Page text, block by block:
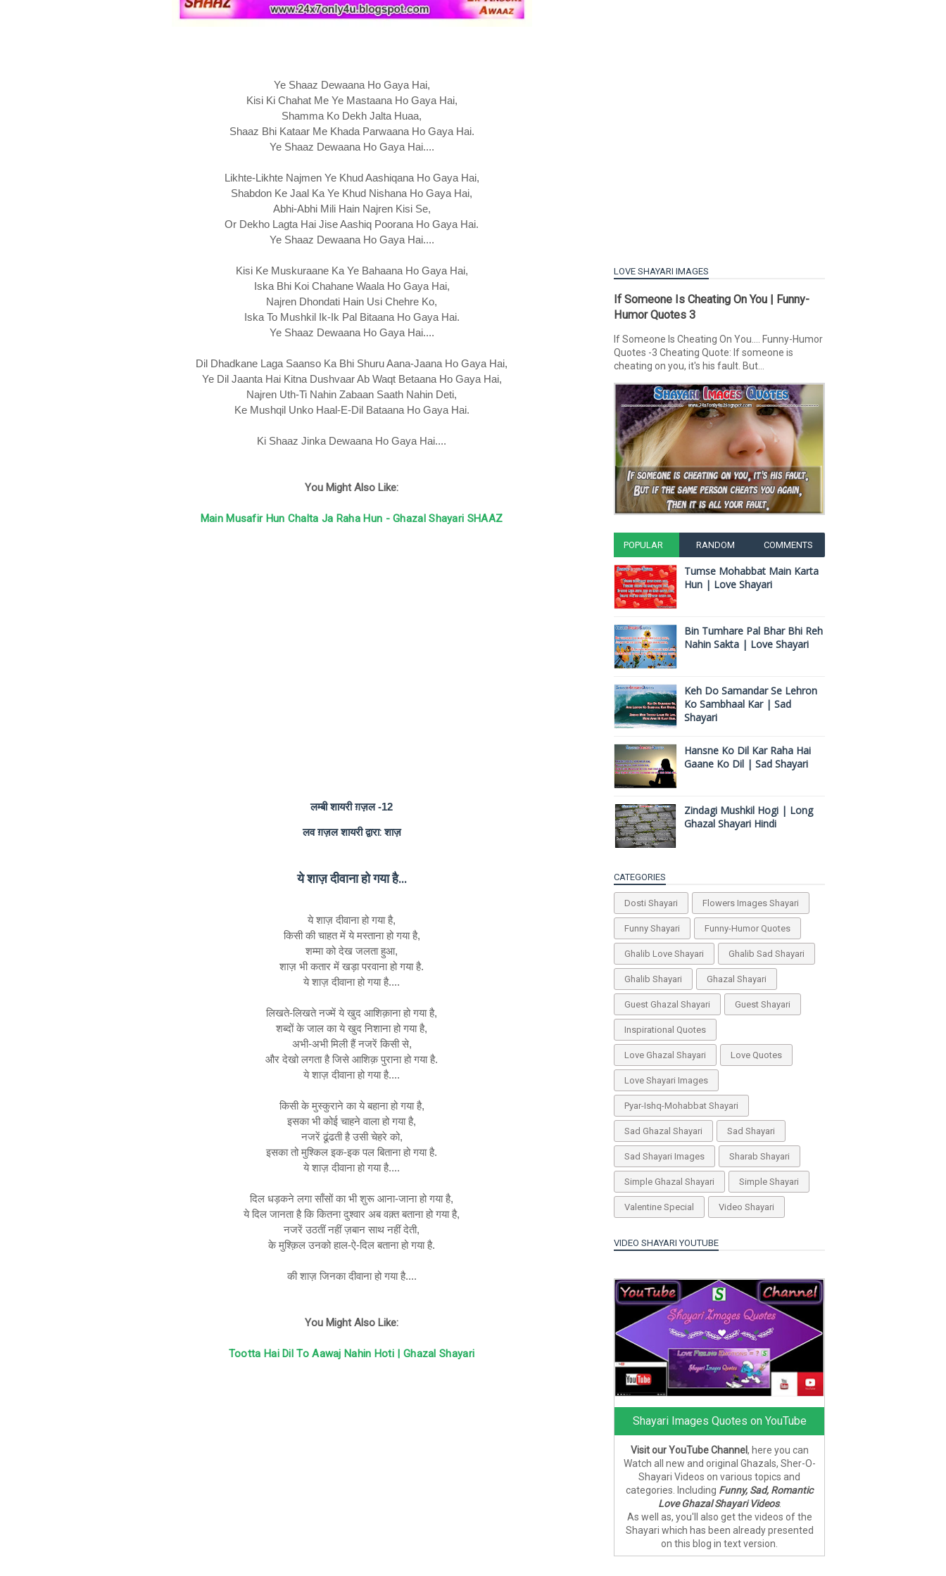
Ye Shaaz Dewaana Ho Gaya Hai,
Kisi Ki Chahat Me Ye Mastaana Ho Gaya Hai,
Shamma Ko Dekh Jalta Huaa,
Shaaz Bhi Kataar Me Khada Parwaana Ho Gaya Hai.
Ye Shaaz Dewaana Ho Gaya Hai....
Likhte-Likhte Najmen Ye Khud Aashiqana Ho Gaya Hai,
Shabdon Ke Jaal Ka Ye Khud Nishana Ho Gaya Hai,
Abhi-Abhi Mili Hain Najren Kisi Se,
Or Dekho Lagta Hai Jise Aashiq Poorana Ho Gaya Hai.
Ye Shaaz Dewaana Ho Gaya Hai....
Kisi Ke Muskuraane Ka Ye Bahaana Ho Gaya Hai,
Iska Bhi Koi Chahane Waala Ho Gaya Hai,
Najren Dhondati Hain Usi Chehre Ko,
Iska To Mushkil Ik-Ik Pal Bitaana Ho Gaya Hai.
Ye Shaaz Dewaana Ho Gaya Hai....
Dil Dhadkane Laga Saanso Ka Bhi Shuru Aana-Jaana Ho Gaya Hai,
Ye Dil Jaanta Hai Kitna Dushvaar Ab Waqt Betaana Ho Gaya Hai,
Najren Uth-Ti Nahin Zabaan Saath Nahin Deti,
Ke Mushqil Unko Haal-E-Dil Bataana Ho Gaya Hai.
Ki Shaaz Jinka Dewaana Ho Gaya Hai....
You Might Also Like:
Main Musafir Hun Chalta Ja Raha Hun - Ghazal Shayari SHAAZ
लम्बी शायरी ग़ज़ल -12
लव ग़ज़ल शायरी द्वारा: शाज़
ये शाज़ दीवाना हो गया है...
ये शाज़ दीवाना हो गया है,
किसी की चाहत में ये मस्ताना हो गया है,
शम्मा को देख जलता हुआ,
शाज़ भी कतार में खड़ा परवाना हो गया है.
ये शाज़ दीवाना हो गया है....
लिखते-लिखते नज्में ये खुद आशिक़ाना हो गया है,
शब्दों के जाल का ये खुद निशाना हो गया है,
अभी-अभी मिली हैं नजरें किसी से,
और देखो लगता है जिसे आशिक़ पुराना हो गया है.
ये शाज़ दीवाना हो गया है....
किसी के मुस्कुराने का ये बहाना हो गया है,
इसका भी कोई चाहने वाला हो गया है,
नजरें ढूंढती है उसी चेहरे को,
इसका तो मुश्किल इक-इक पल बिताना हो गया है.
ये शाज़ दीवाना हो गया है....
दिल धड़कने लगा साँसों का भी शुरू आना-जाना हो गया है,
ये दिल जानता है कि कितना दुश्वार अब वक़्त बताना हो गया है,
नजरें उठतीं नहीं ज़बान साथ नहीं देती,
के मुश्क़िल उनको हाल-ऐ-दिल बताना हो गया है.
की शाज़ जिनका दीवाना हो गया है....
You Might Also Like:
Tootta Hai Dil To Aawaj Nahin Hoti | Ghazal Shayari
LOVE SHAYARI IMAGES
If Someone Is Cheating On You | Funny-
Humor Quotes 3
If Someone Is Cheating On You.... Funny-Humor
Quotes -3 Cheating Quote: If someone is
cheating on you, it's his fault. But...
POPULAR RANDOM COMMENTS
Tumse Mohabbat Main Karta
Hun | Love Shayari
Bin Tumhare Pal Bhar Bhi Reh
Nahin Sakta | Love Shayari
Keh Do Samandar Se Lehron
Ko Sambhaal Kar | Sad
Shayari
Hansne Ko Dil Kar Raha Hai
Gaane Ko Dil | Sad Shayari
Zindagi Mushkil Hogi | Long
Ghazal Shayari Hindi
CATEGORIES
Dosti Shayari Flowers Images Shayari
Funny Shayari Funny-Humor Quotes
Ghalib Love Shayari Ghalib Sad Shayari
Ghalib Shayari Ghazal Shayari
Guest Ghazal Shayari Guest Shayari
Inspirational Quotes
Love Ghazal Shayari Love Quotes
Love Shayari Images
Pyar-Ishq-Mohabbat Shayari
Sad Ghazal Shayari Sad Shayari
Sad Shayari Images Sharab Shayari
Simple Ghazal Shayari Simple Shayari
Valentine Special Video Shayari
VIDEO SHAYARI YOUTUBE
Shayari Images Quotes on YouTube
Visit our YouTube Channel, here you can
Watch all new and original Ghazals, Sher-O-
Shayari Videos on various topics and
categories. Including Funny, Sad, Romantic
Love Ghazal Shayari Videos.
As well as, you'll also get the videos of the
Shayari which has been already presented
on this blog in text version.